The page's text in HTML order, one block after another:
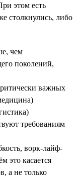
этом есть
столкнулись, либо
чем
поколений,
важных
требованиям
ворк-лайф-
это касается
а не только